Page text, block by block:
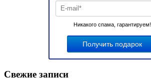
Никакого спама, гарантируем!
Свежие записи